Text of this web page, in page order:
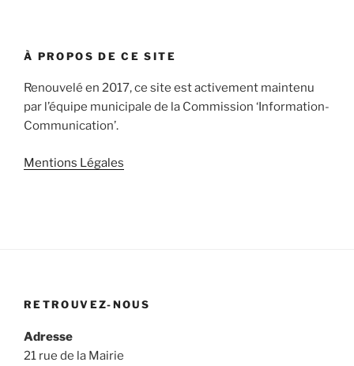
À PROPOS DE CE SITE
Renouvelé en 2017, ce site est activement maintenu
par l’équipe municipale de la Commission ‘Information-
Communication’.
Mentions Légales
RETROUVEZ-NOUS
Adresse
21 rue de la Mairie